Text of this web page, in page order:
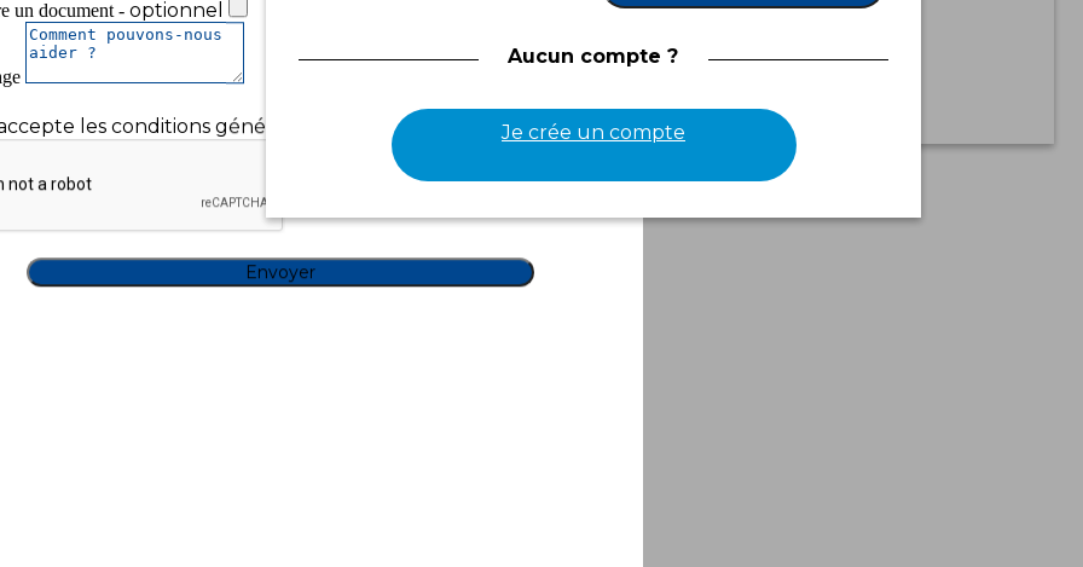
un document - optionnel
les conditions générales et la politique de confidentialité
Aucun compte ?
Je crée un compte
Range chaussures
Chauffages d'appoint
Appareils électroniques
Ventilateurs